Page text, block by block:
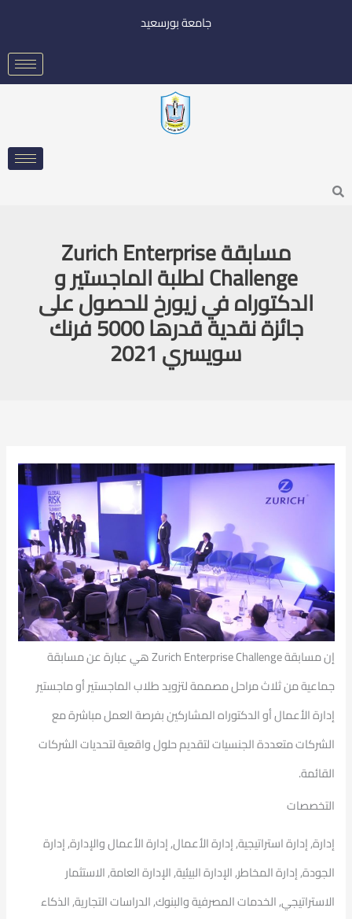
جامعة بورسعيد
Search
مسابقة Zurich Enterprise
Challenge لطلبة الماجستير و
الدكتوراه في زيورخ للحصول على
جائزة نقدية قدرها 5000 فرنك
سويسري 2021
إن مسابقة Zurich Enterprise Challenge هي عبارة عن مسابقة
جماعية من ثلاث مراحل مصممة لتزويد طلاب الماجستير أو ماجستير
إدارة الأعمال أو الدكتوراه المشاركين بفرصة العمل مباشرة مع
الشركات متعددة الجنسيات لتقديم حلول واقعية لتحديات الشركات
القائمة.
التخصصات
إدارة, إدارة استراتيجية, إدارة الأعمال, إدارة الأعمال والإدارة, إدارة
الجودة, إدارة المخاطر, الإدارة البيئية, الإدارة العامة, الاستثمار
الاستراتيجي, الخدمات المصرفية والبنوك, الدراسات التجارية, الذكاء